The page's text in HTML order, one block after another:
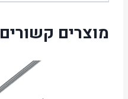
מוצרים קשורים